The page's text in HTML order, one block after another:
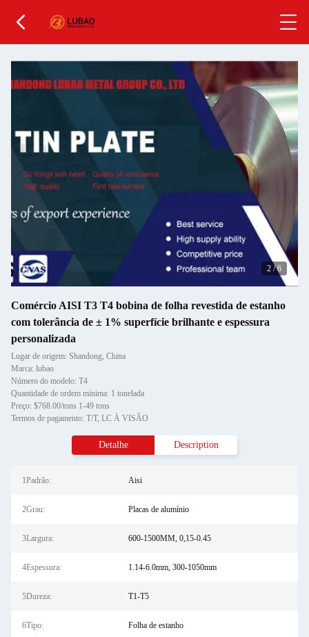
2 /6
Comércio AISI T3 T4 bobina de folha revestida de estanho
com tolerância de ± 1% superfície brilhante e espessura
personalizada
Lugar de origem: Shandong, China
Marca: lubao
Número do modelo: T4
Quantidade de ordem mínima: 1 tonelada
Preço: $768.00/tons 1-49 tons
Termos de pagamento: T/T, LC À VISÃO
Detalhe Description
1Padrão: Aisi
2Grau: Placas de alumínio
3Largura: 600-1500MM, 0,15-0.45
4Espessura: 1.14-6.0mm, 300-1050mm
5Dureza: T1-T5
6Tipo: Folha de estanho